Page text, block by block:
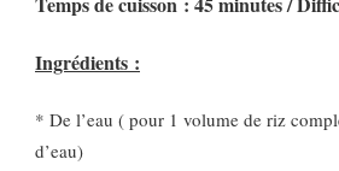
Ingrédients :
* De l’eau ( pour 1 volume de riz
d’eau)